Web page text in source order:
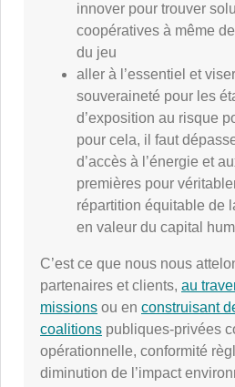
innover pour trouver
coopératives à même
du jeu
aller à l’essentiel et
souveraineté pour les
d’exposition au risque
pour cela, il faut
d’accès à l’énergie et
premières pour
répartition équitable de
en valeur du capital
C’est ce que nous nous
partenaires et clients, au
missions ou en construisant
coalitions publiques-privées
opérationnelle, conformité
diminution de l’impact